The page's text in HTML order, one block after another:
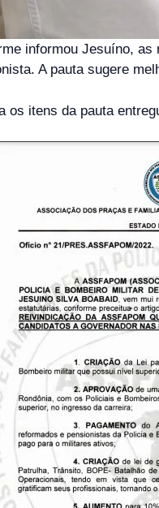
informou Jesuíno,
A pauta sugere
os itens da pauta